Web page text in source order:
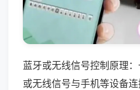
蓝牙或无线信号控制原理
或无线信号与手机等设备